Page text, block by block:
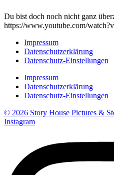
Du bist doch noch nicht ganz
https://www.youtube.com/
Impressum
Datenschutzerklärung
Datenschutz-Einstellungen
Impressum
Datenschutzerklärung
Datenschutz-Einstellungen
© 2026 Story House Pictures &
Instagram